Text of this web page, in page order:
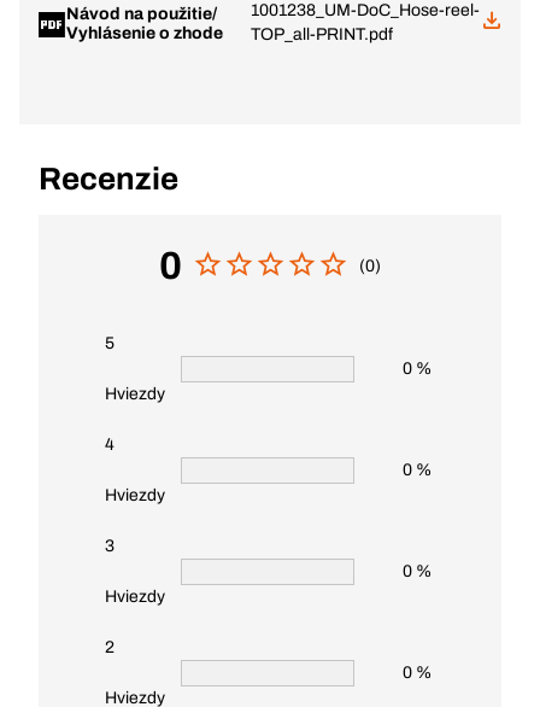
Návod na použitie/
Vyhlásenie o zhode
1001238_UM-DoC_Hose-reel-
TOP_all-PRINT.pdf
Recenzie
0 (0)
5
Hviezdy
0 %
4
Hviezdy
0 %
3
Hviezdy
0 %
2
Hviezdy
0 %